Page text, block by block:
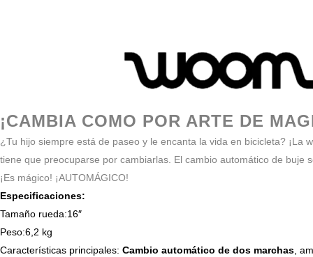
¡CAMBIA COMO POR ARTE DE
¿Tu hijo siempre está de paseo y le encanta la vida en bicicleta?
tiene que preocuparse por cambiarlas. El cambio automático de
¡Es mágico! ¡AUTOMÁGICO!
Especificaciones:
Tamaño rueda:16″
Peso:6,2 kg
Características principales: Cambio automático de dos marchas ,